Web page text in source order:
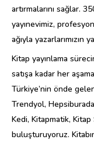
artırmalarını sağlar.
yayınevimiz,
ağıyla yazarlarımızın
Kitap yayınlama
satışa kadar her
Türkiye’nin önde
Trendyol,
Kedi, Kitapmatik, Kitap
buluşturuyoruz.